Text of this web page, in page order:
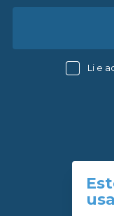
Li e